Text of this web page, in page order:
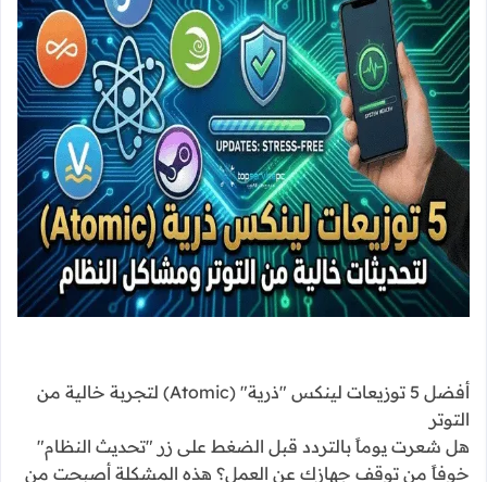
أفضل 5 توزيعات لينكس "ذرية" (Atomic) لتجربة خالية من
التوتر
هل شعرت يوماً بالتردد قبل الضغط على زر "تحديث النظام"
خوفاً من توقف جهازك عن العمل؟ هذه المشكلة أصبحت من